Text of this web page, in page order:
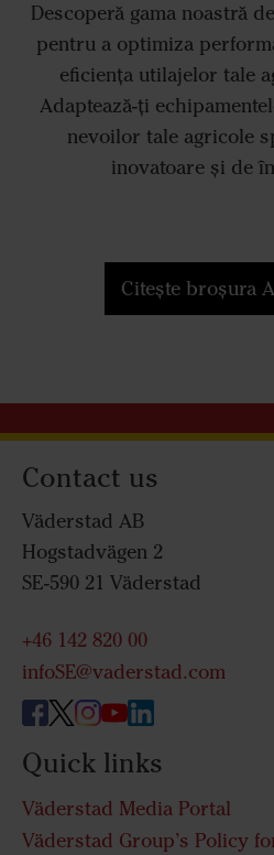
Descoperă gama noastră de
pentru a optimiza
eficiența utilajelor tale
Adaptează-ți
nevoilor tale agricole
inovatoare și de
Citește broșura
Contact us
Väderstad AB
Hogstadvägen 2
SE-590 21 Väderstad
+46 142 820 00
infoSE@vaderstad.com
Quick links
Väderstad Media Portal
Väderstad Group’s Policy